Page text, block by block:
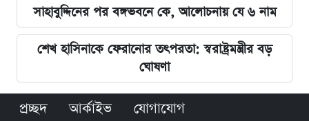
সাহাবুদ্দিনের পর বঙ্গভবনে কে, আলোচনায় যে ৬ নাম
শেখ হাসিনাকে ফেরানোর তৎপরতা: স্বরাষ্ট্রমন্ত্রীর বড়
ঘোষণা
প্রচ্ছদ আর্কাইভ যোগাযোগ